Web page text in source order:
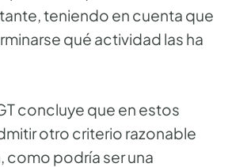
teniendo en cuenta que
qué actividad las ha
concluye que en estos
otro criterio razonable
como podría ser una